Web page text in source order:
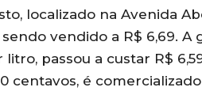
localizado na Avenida
vendido a R$ 6,69. A
litro, passou a custar R$
centavos, é comercializado